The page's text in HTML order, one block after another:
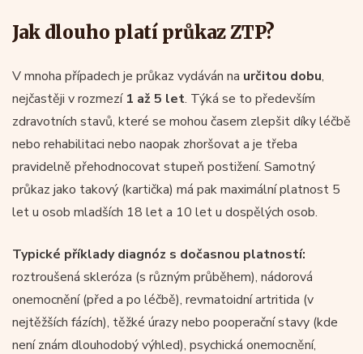
Jak dlouho platí průkaz ZTP?
V mnoha případech je průkaz vydáván na určitou dobu,
nejčastěji v rozmezí 1 až 5 let. Týká se to především
zdravotních stavů, které se mohou časem zlepšit díky léčbě
nebo rehabilitaci nebo naopak zhoršovat a je třeba
pravidelně přehodnocovat stupeň postižení. Samotný
průkaz jako takový (kartička) má pak maximální platnost 5
let u osob mladších 18 let a 10 let u dospělých osob.
Typické příklady diagnóz s dočasnou platností:
roztroušená skleróza (s různým průběhem), nádorová
onemocnění (před a po léčbě), revmatoidní artritida (v
nejtěžších fázích), těžké úrazy nebo pooperační stavy (kde
není znám dlouhodobý výhled), psychická onemocnění,